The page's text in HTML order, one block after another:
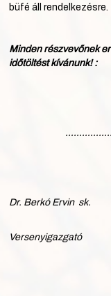
büfé áll rendelkezésre.
Minden részvevőnek
időtöltést
Dr. Berkó Ervin sk.
Versenyigazgató
/